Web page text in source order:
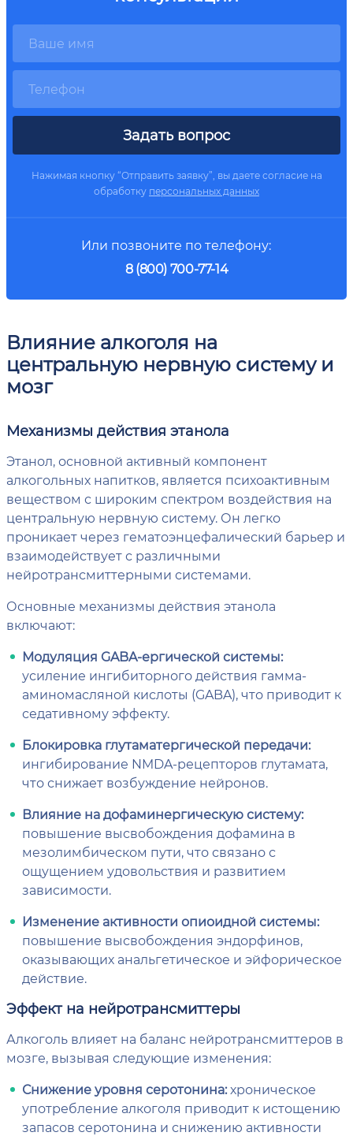
Задать вопрос
Нажимая кнопку “Отправить заявку”, вы даете согласие на
обработку персональных данных
Или позвоните по телефону:
8 (800) 700-77-14
Влияние алкоголя на
центральную нервную систему и
мозг
Механизмы действия этанола
Этанол, основной активный компонент
алкогольных напитков, является психоактивным
веществом с широким спектром воздействия на
центральную нервную систему. Он легко
проникает через гематоэнцефалический барьер и
взаимодействует с различными
нейротрансмиттерными системами.
Основные механизмы действия этанола
включают:
Модуляция GABA-ергической системы:
усиление ингибиторного действия гамма-
аминомасляной кислоты (GABA), что приводит к
седативному эффекту.
Блокировка глутаматергической передачи:
ингибирование NMDA-рецепторов глутамата,
что снижает возбуждение нейронов.
Влияние на дофаминергическую систему:
повышение высвобождения дофамина в
мезолимбическом пути, что связано с
ощущением удовольствия и развитием
зависимости.
Изменение активности опиоидной системы:
повышение высвобождения эндорфинов,
оказывающих анальгетическое и эйфорическое
действие.
Эффект на нейротрансмиттеры
Алкоголь влияет на баланс нейротрансмиттеров в
мозге, вызывая следующие изменения:
Снижение уровня серотонина:хроническое
употребление алкоголя приводит к истощению
запасов серотонина и снижению активности